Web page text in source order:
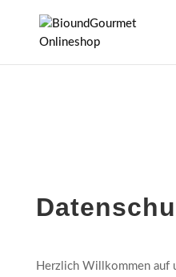
Herzlich Willkommen auf